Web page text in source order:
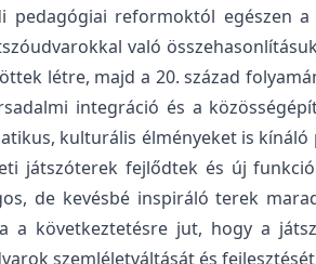
pedagógiai reformoktól egészen
való
létre, majd a 20. század
integráció és a
kulturális élményeket is
játszóterek fejlődtek és új
de kevésbé inspiráló terek
a következtetésre jut, hogy a
szemléletváltását és